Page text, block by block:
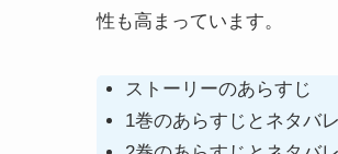
性も高まっています。
ストーリーのあらすじ
1巻のあらすじとネタバレ